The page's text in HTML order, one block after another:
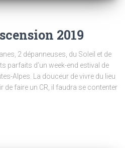
2019
2 dépanneuses, du Soleil et de
parfaits d’un week-end estival de
Alpes. La douceur de vivre du lieu
de faire un CR, il faudra se contenter